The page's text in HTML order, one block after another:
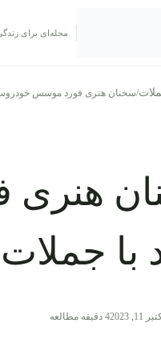
مجله‌ای برای
/سخنان هنری فورد موسس
با
11, 2023 4 دقیقه مطالعه